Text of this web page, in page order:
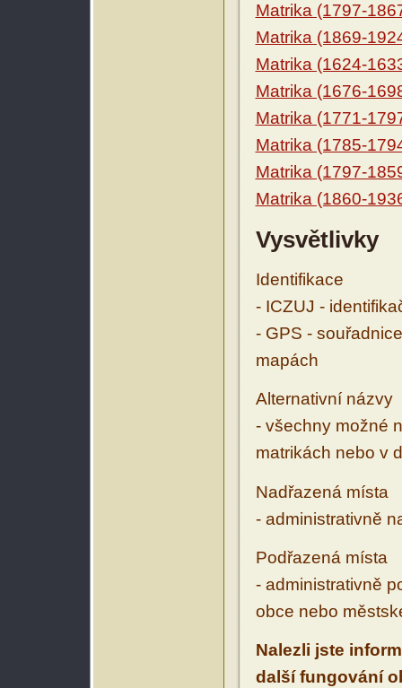
Matrika (1797-
Matrika (1869-
Matrika (1624-
Matrika (1676-
Matrika (1771-
Matrika (1785-
Matrika (1797-
Matrika (1860-
Vysvětlivky
Identifikace
- ICZUJ -
- GPS -
mapách
Alternativní názvy
- všechny možné
matrikách nebo v
Nadřazená místa
- administrativně
Podřazená místa
- administrativně
obce nebo
Nalezli jste
další fungování